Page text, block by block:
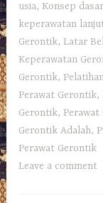
usia, Konsep
keperawatan
Gerontik, Latar
Keperawatan
Gerontik,
Perawat Gerontik,
Gerontik, Perawat
Gerontik Adalah,
Perawat Gerontik
Leave a comment